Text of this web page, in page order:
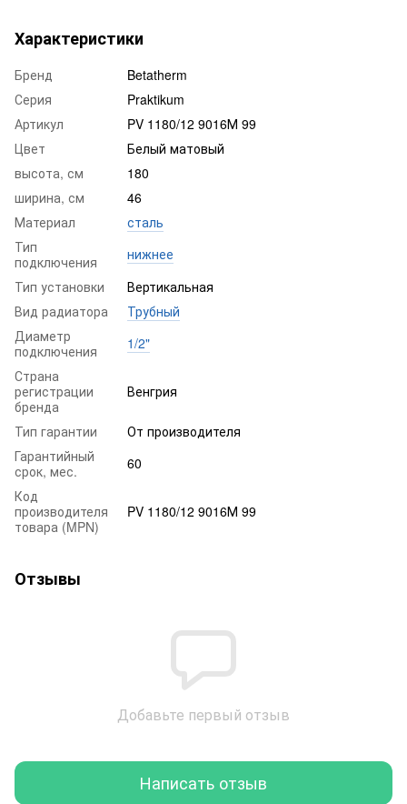
Характеристики
Бренд
Betatherm
Серия
Praktikum
Артикул
PV 1180/12 9016М 99
Цвет
Белый матовый
высота, см
180
ширина, см
46
Материал
сталь
Тип
подключения
нижнее
Тип установки
Вертикальная
Вид радиатора
Трубный
Диаметр
подключения
1/2"
Страна
регистрации
бренда
Венгрия
Тип гарантии
От производителя
Гарантийный
срок, мес.
60
Код
производителя
товара (MPN)
PV 1180/12 9016М 99
Отзывы
Добавьте первый отзыв
Написать отзыв